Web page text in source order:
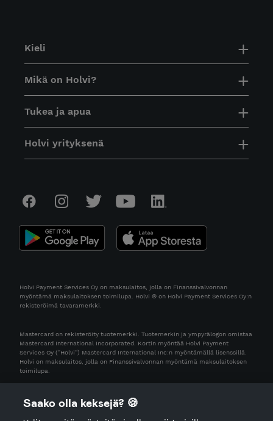
Kieli
Mikä on Holvi?
Tukea ja apua
Holvi yrityksenä
Holvi Payment Services Oy on maksulaitos, jolla on Finanssivalvonnan
myöntämä maksulaitoksen toimilupa. Holvi ® on Holvi Payment Services Oy:n
rekisteröimä tavaramerkki.
Mastercard on rekisteröity tuotemerkki. Tuotemerkin ja ympyrälogon omistaa
Mastercard International Incorporated. Kortin myöntää Holvi Payment
Services Oy (“Holvi”) Mastercard International Inc:n myöntämällä lisenssillä.
Holvi on maksulaitos, jolla on Finanssivalvonnan myöntämä maksulaitoksen
toimilupa.
Saako olla keksejä? 🍪